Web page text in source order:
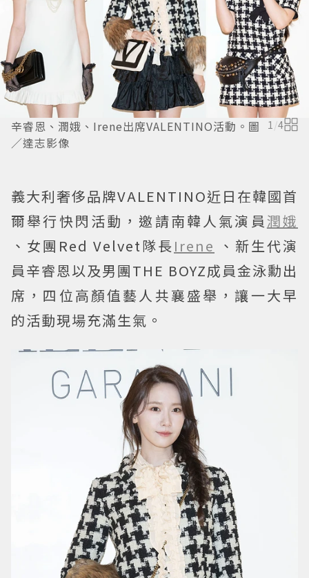
辛睿恩、潤娥、Irene出席VALENTINO活動。圖
／達志影像
1/4
義大利奢侈品牌VALENTINO近日在韓國首
爾舉行快閃活動，邀請南韓人氣演員 潤娥
、女團Red Velvet隊長Irene 、新生代演
員辛睿恩以及男團THE BOYZ成員金泳勳出
席，四位高顏值藝人共襄盛舉，讓一大早
的活動現場充滿生氣。